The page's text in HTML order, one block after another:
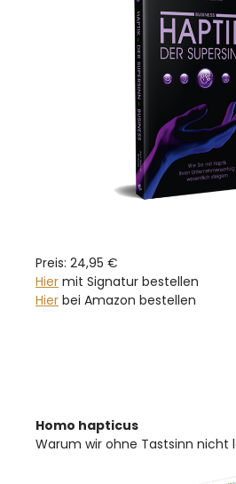
Preis: 24,95 €
Hier mit Signatur bestellen
Hier bei Amazon bestellen
Homo hapticus
Warum wir ohne Tastsinn nicht